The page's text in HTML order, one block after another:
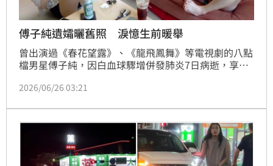
傅子純遺孀曬舊照 淚憶生前暖舉
曾出演過《春花望露》、《龍飛鳳舞》等電視劇的八點
檔男星傅子純，因白血球驟增併發肺炎7日病逝，享年
圈，Corrinna近日持續透過社群平台抒發對傅子純的思
憶夫妻一路走來的點滴，也曝光傅子純生前鮮為人知的
暖心一面。林品妤
2026/06/26 03:21